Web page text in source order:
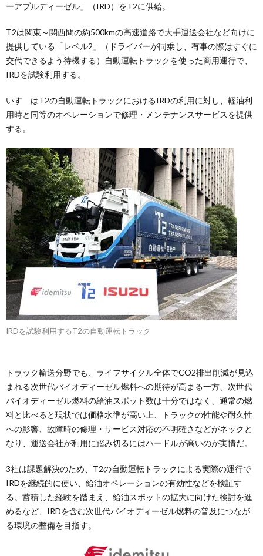
ーアブルディーゼル」（IRD）をT2に供給。
T2は関東～関西間の約500kmの高速道路で大手運送会社など向けに
提供している「レベル2」（ドライバーが同乗し、有事の際はすぐに
交代できるよう待機する）自動運転トラックを使った商用運行で、
IRDを試験利用する。
いすゞはT2の自動運転トラックにおけるIRDの利用に対し、軽油利
用時と同等のオペレーションで修理・メンテナンスサービスを提供
する。
IRDを試験利用するT2の自動運転トラック
トラック輸送分野でも、ライフサイクル全体でCO2排出削減が見込
まれる次世代バイオディーゼル燃料への期待が高まる一方、次世代
バイオディーゼル燃料の給油スポット数は十分ではなく、通常の燃
料と比べると現状では価格水準が高い上、トラックの性能や耐久性
への影響、故障時の修理・サービス対応の不明確さなどがネックと
なり、運送会社が利用に踏み切るにはハードルが高いのが実情だ。
3社は課題解決のため、T2の自動運転トラックによる実際の運行で
IRDを継続的に使い、給油オペレーションの有効性などを検証す
る。蓄積した経験を踏まえ、給油スポットの拡大に向けた検討を進
めるなど、IRDを含む次世代バイオディーゼル燃料の普及につなが
る環境の整備を目指す。